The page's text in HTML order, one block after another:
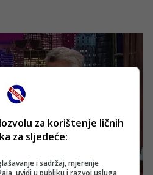
za korištenje ličnih
za sljedeće:
i sadržaj, mjerenje
uvidi u publiku i razvoj usluga